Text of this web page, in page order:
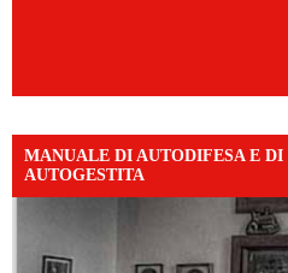
MANUALE DI AUTODIFESA E
AUTOGESTITA